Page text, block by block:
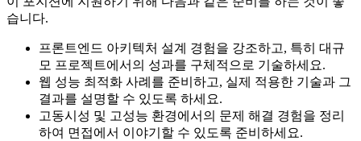
습니다.
프론트엔드 아키텍처 설계 경험을 강조하고, 특히 대규
모 프로젝트에서의 성과를 구체적으로 기술하세요.
웹 성능 최적화 사례를 준비하고, 실제 적용한 기술과 그
결과를 설명할 수 있도록 하세요.
고동시성 및 고성능 환경에서의 문제 해결 경험을 정리
하여 면접에서 이야기할 수 있도록 준비하세요.